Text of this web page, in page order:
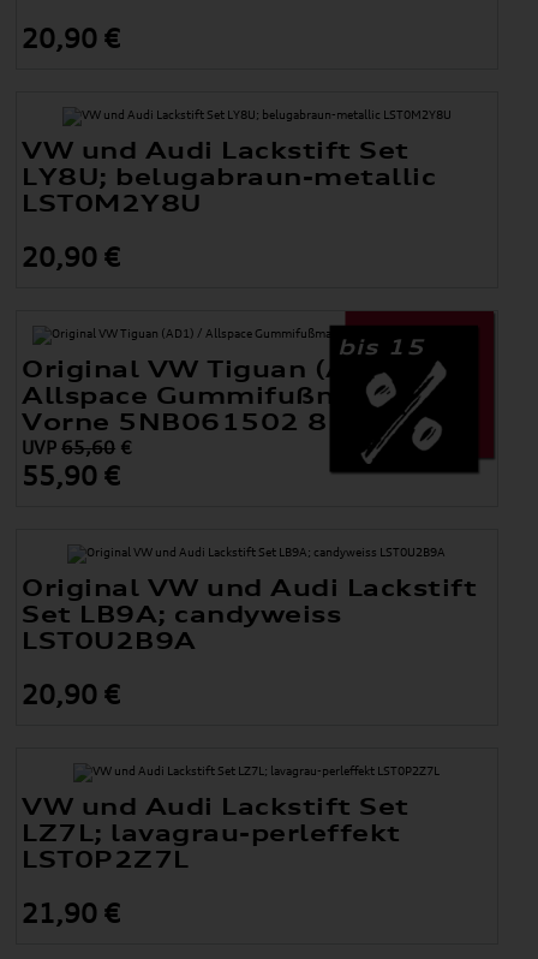
20,90 €
VW und Audi Lackstift Set
LY8U; belugabraun-metallic
LST0M2Y8U
20,90 €
bis 15
Original VW Tiguan (AD1) /
Allspace Gummifußmatten
Vorne 5NB061502 82V
UVP65,60 €
55,90 €
Original VW und Audi Lackstift
Set LB9A; candyweiss
LST0U2B9A
20,90 €
VW und Audi Lackstift Set
LZ7L; lavagrau-perleffekt
LST0P2Z7L
21,90 €